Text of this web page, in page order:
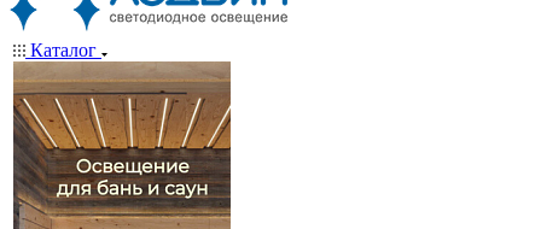
Каталог